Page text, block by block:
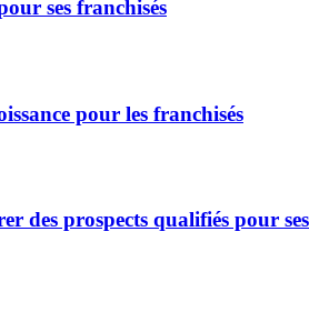
ses franchisés
pour les franchisés
des prospects qualifiés pour